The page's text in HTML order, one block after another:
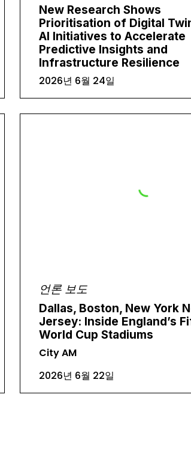
New Research Shows
Prioritisation of Digital
AI Initiatives to Accelerate
Predictive Insights and
Infrastructure Resilience
2026년 6월 24일
언론 보도
Dallas, Boston, New York
Jersey: Inside England’s
World Cup Stadiums
City AM
2026년 6월 22일